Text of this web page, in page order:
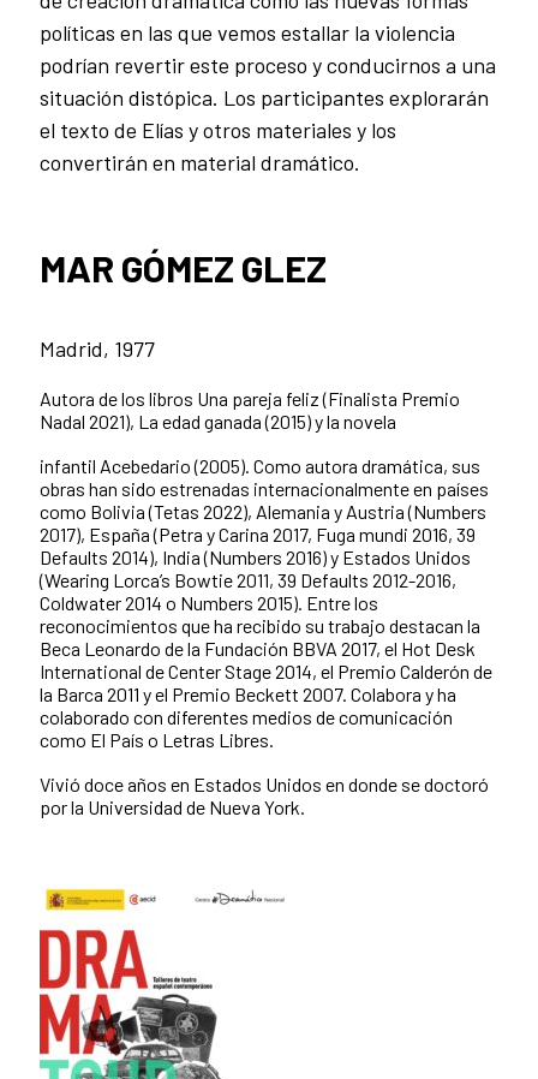
políticas en las que vemos estallar la violencia
podrían revertir este proceso y conducirnos a una
situación distópica. Los participantes explorarán
el texto de Elías y otros materiales y los
convertirán en material dramático.
MAR GÓMEZ GLEZ
Madrid, 1977
Autora de los libros Una pareja feliz (Finalista Premio
Nadal 2021), La edad ganada (2015) y la novela
infantil Acebedario (2005). Como autora dramática, sus
obras han sido estrenadas internacionalmente en países
como Bolivia (Tetas 2022), Alemania y Austria (Numbers
2017), España (Petra y Carina 2017, Fuga mundi 2016, 39
Defaults 2014), India (Numbers 2016) y Estados Unidos
(Wearing Lorca’s Bowtie 2011, 39 Defaults 2012-2016,
Coldwater 2014 o Numbers 2015). Entre los
reconocimientos que ha recibido su trabajo destacan la
Beca Leonardo de la Fundación BBVA 2017, el Hot Desk
International de Center Stage 2014, el Premio Calderón de
la Barca 2011 y el Premio Beckett 2007. Colabora y ha
colaborado con diferentes medios de comunicación
como El País o Letras Libres.
Vivió doce años en Estados Unidos en donde se doctoró
por la Universidad de Nueva York.